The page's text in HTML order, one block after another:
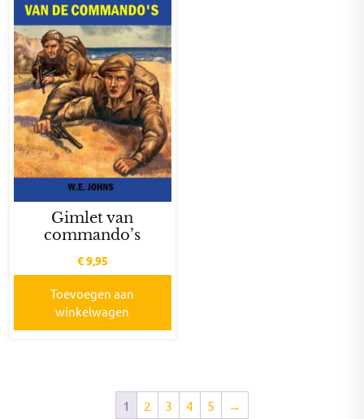
Gimlet van
commando’s
€9,95
Toevoegen aan
winkelwagen
1 2 3 4 5 →